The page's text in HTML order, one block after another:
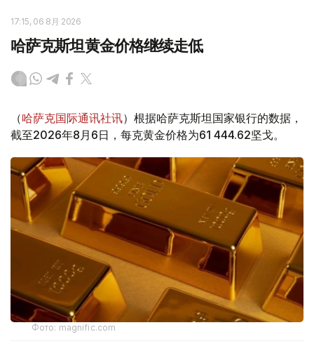
17:15, 06 8月 2026
哈萨克斯坦黄金价格继续走低
（哈萨克国际通讯社讯）根据哈萨克斯坦国家银行的数据，
截至2026年8月6日，每克黄金价格为61 444.62坚戈。
Фото: magnific.com